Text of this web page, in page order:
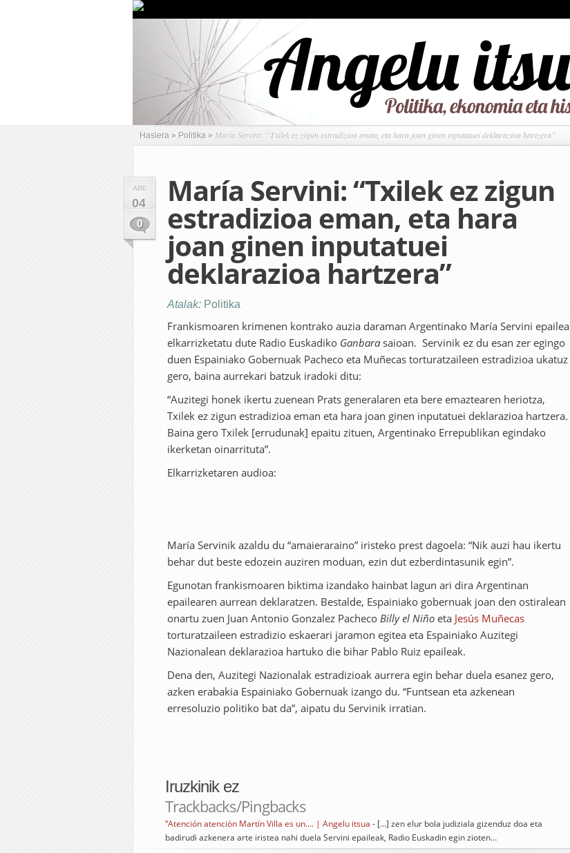
Hasiera » Politika » María Servini: “Txilek ez zigun estradizioa eman, eta hara joan ginen inputatuei deklarazioa hartzera”
ABE
04
0
María Servini: “Txilek ez zigun
estradizioa eman, eta hara
joan ginen inputatuei
deklarazioa hartzera”
Atalak: Politika
Frankismoaren krimenen kontrako auzia daraman Argentinako María Servini epailea
elkarrizketatu dute Radio Euskadiko Ganbara saioan. Servinik ez du esan zer egingo
duen Espainiako Gobernuak Pacheco eta Muñecas torturatzaileen estradizioa ukatuz
gero, baina aurrekari batzuk iradoki ditu:
“Auzitegi honek ikertu zuenean Prats generalaren eta bere emaztearen heriotza,
Txilek ez zigun estradizioa eman eta hara joan ginen inputatuei deklarazioa hartzera.
Baina gero Txilek [errudunak] epaitu zituen, Argentinako Errepublikan egindako
ikerketan oinarrituta”.
Elkarrizketaren audioa:
María Servinik azaldu du “amaieraraino” iristeko prest dagoela: “Nik auzi hau ikertu
behar dut beste edozein auziren moduan, ezin dut ezberdintasunik egin”.
Egunotan frankismoaren biktima izandako hainbat lagun ari dira Argentinan
epailearen aurrean deklaratzen. Bestalde, Espainiako gobernuak joan den ostiralean
onartu zuen Juan Antonio Gonzalez Pacheco Billy el Niño eta Jesús Muñecas
torturatzaileen estradizio eskaerari jaramon egitea eta Espainiako Auzitegi
Nazionalean deklarazioa hartuko die bihar Pablo Ruiz epaileak.
Dena den, Auzitegi Nazionalak estradizioak aurrera egin behar duela esanez gero,
azken erabakia Espainiako Gobernuak izango du. “Funtsean eta azkenean
erresoluzio politiko bat da”, aipatu du Servinik irratian.
Iruzkinik ez
Trackbacks/Pingbacks
“Atención atención Martín Villa es un…. | Angelu itsua - […] zen elur bola judiziala gizenduz doa eta
badirudi azkenera arte iristea nahi duela Servini epaileak, Radio Euskadin egin zioten…